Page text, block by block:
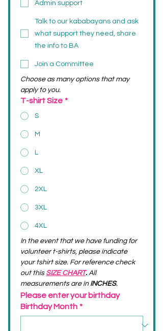
Admin support
Talk to our kababayans and ask
what support they need, share
the info to BA
Join a Committee
Choose as many options that may
apply to you.
T-shirt Size *
S
M
L
XL
2XL
3XL
4XL
In the event that we have funding for
volunteer t-shirts, please indicate
your tshirt size. For reference check
out this SIZE CHART. All
measurements are in INCHES.
Please enter your birthday
Birthday Month *